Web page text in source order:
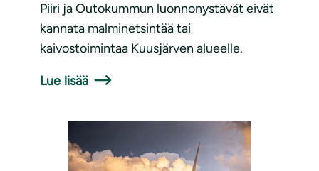
Piiri ja Outokummun luonnonystävät eivät
kannata malminetsintää tai
kaivostoimintaa Kuusjärven alueelle.
Lue lisää